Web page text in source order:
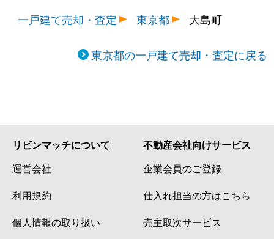
一戸建て売却・査定
東京都 大島町
東京都の一戸建て売却・査定に戻る
リビンマッチについて
運営会社
利用規約
個人情報の取り扱い
不動産会社向けサービス
企業会員のご登録
仕入れ担当の方はこちら
売主取次サービス